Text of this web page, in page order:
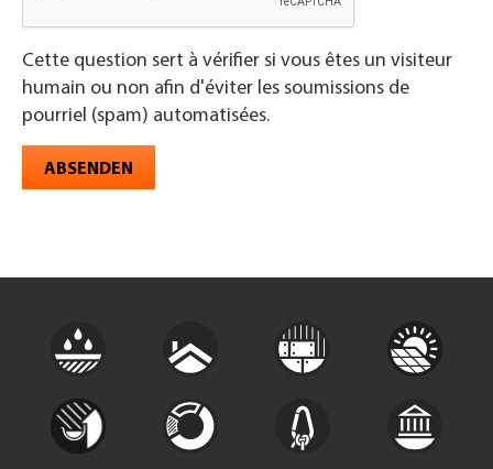
Cette question sert à vérifier si vous êtes un visiteur
humain ou non afin d'éviter les soumissions de
pourriel (spam) automatisées.
ABSENDEN